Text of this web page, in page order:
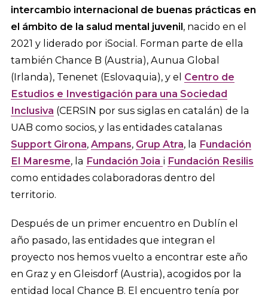
intercambio internacional de buenas prácticas en
el ámbito de la salud mental juvenil, nacido en el
2021 y liderado por iSocial. Forman parte de ella
también Chance B (Austria), Aunua Global
(Irlanda), Tenenet (Eslovaquia), y el Centro de
Estudios e Investigación para una Sociedad
Inclusiva (CERSIN por sus siglas en catalán) de la
UAB como socios, y las entidades catalanas
Support Girona, Ampans, Grup Atra, la Fundación
El Maresme, la Fundación Joia i Fundación Resilis
como entidades colaboradoras dentro del
territorio.
Después de un primer encuentro en Dublín el
año pasado, las entidades que integran el
proyecto nos hemos vuelto a encontrar este año
en Graz y en Gleisdorf (Austria), acogidos por la
entidad local Chance B. El encuentro tenía por